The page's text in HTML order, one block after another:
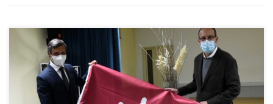
O reitor da Universidade do Minho, Rui Vieira de Castro, entregou, no passado dia 27
outubro, a bandeira da Universidade do Minho ao presidente da Câmara Municipal de Vila